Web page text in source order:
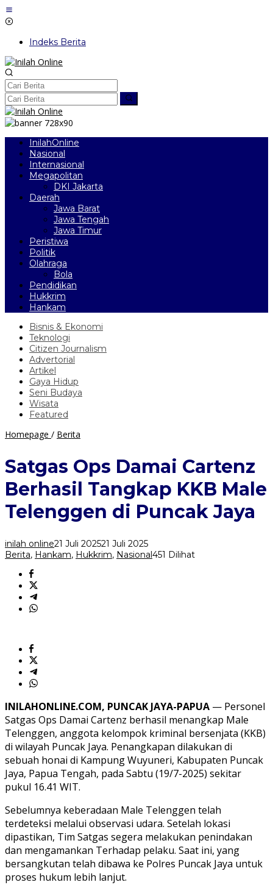
Lewati
ke
Indeks Berita
InilahOnline
Nasional
Internasional
Megapolitan
DKI Jakarta
Daerah
Jawa Barat
Jawa Tengah
Jawa Timur
Peristiwa
Politik
Olahraga
Bola
Pendidikan
Hukkrim
Hankam
Bisnis & Ekonomi
Teknologi
Citizen Journalism
Advertorial
Artikel
Gaya Hidup
Seni Budaya
Wisata
Featured
Homepage / Berita
Damai
Cartenz
Berhasil
Tangkap
Male
di
Puncak
Jaya
Satgas Ops Damai Cartenz
Berhasil Tangkap KKB Male
Telenggen di Puncak Jaya
inilah online21 Juli 202521 Juli 2025
Berita, Hankam, Hukkrim, Nasional451 Dilihat
INILAHONLINE.COM, PUNCAK JAYA-PAPUA — Personel
Satgas Ops Damai Cartenz berhasil menangkap Male
Telenggen, anggota kelompok kriminal bersenjata (KKB)
di wilayah Puncak Jaya. Penangkapan dilakukan di
sebuah honai di Kampung Wuyuneri, Kabupaten Puncak
Jaya, Papua Tengah, pada Sabtu (19/7-2025) sekitar
pukul 16.41 WIT.
Sebelumnya keberadaan Male Telenggen telah
terdeteksi melalui observasi udara. Setelah lokasi
dipastikan, Tim Satgas segera melakukan penindakan
dan mengamankan Terhadap pelaku. Saat ini, yang
bersangkutan telah dibawa ke Polres Puncak Jaya untuk
proses hukum lebih lanjut.